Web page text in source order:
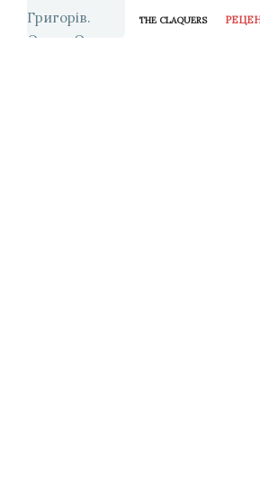
THE CLAQUERS